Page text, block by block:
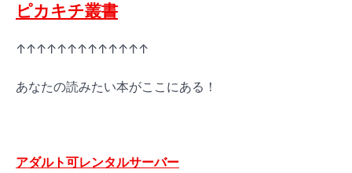
ピカキチ叢書
↑↑↑↑↑↑↑↑↑↑↑↑↑
あなたの読みたい本がここにある！
アダルト可レンタルサーバー